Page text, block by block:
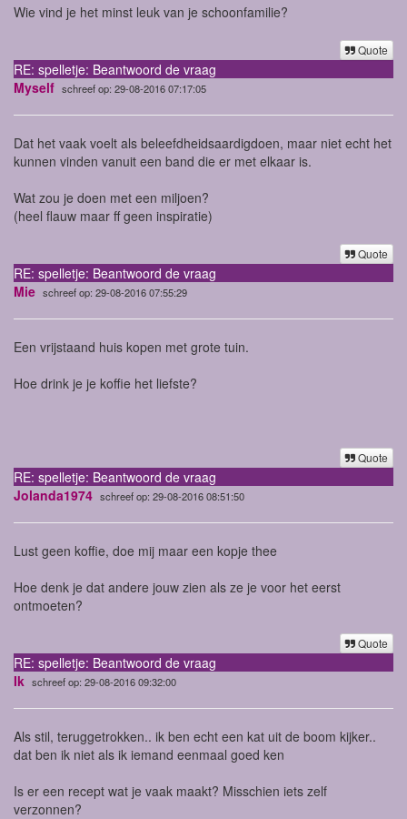
Wie vind je het minst leuk van je schoonfamilie?
Quote
RE: spelletje: Beantwoord de vraag
Myself schreef op: 29-08-2016 07:17:05
Dat het vaak voelt als beleefdheidsaardigdoen, maar niet echt het
kunnen vinden vanuit een band die er met elkaar is.
Wat zou je doen met een miljoen?
(heel flauw maar ff geen inspiratie)
Quote
RE: spelletje: Beantwoord de vraag
Mie schreef op: 29-08-2016 07:55:29
Een vrijstaand huis kopen met grote tuin.
Hoe drink je je koffie het liefste?
Quote
RE: spelletje: Beantwoord de vraag
Jolanda1974 schreef op: 29-08-2016 08:51:50
Lust geen koffie, doe mij maar een kopje thee
Hoe denk je dat andere jouw zien als ze je voor het eerst
ontmoeten?
Quote
RE: spelletje: Beantwoord de vraag
Ik schreef op: 29-08-2016 09:32:00
Als stil, teruggetrokken.. ik ben echt een kat uit de boom kijker..
dat ben ik niet als ik iemand eenmaal goed ken
Is er een recept wat je vaak maakt? Misschien iets zelf
verzonnen?